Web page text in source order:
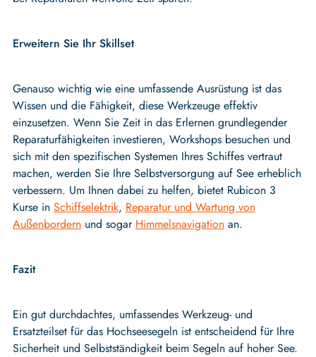
Erweitern Sie Ihr Skillset
Genauso wichtig wie eine umfassende Ausrüstung ist das
Wissen und die Fähigkeit, diese Werkzeuge effektiv
einzusetzen. Wenn Sie Zeit in das Erlernen grundlegender
Reparaturfähigkeiten investieren, Workshops besuchen und
sich mit den spezifischen Systemen Ihres Schiffes vertraut
machen, werden Sie Ihre Selbstversorgung auf See erheblich
verbessern. Um Ihnen dabei zu helfen, bietet Rubicon 3
Kurse in Schiffselektrik, Reparatur und Wartung von
Außenbordernund sogar Himmelsnavigationan.
Fazit
Ein gut durchdachtes, umfassendes Werkzeug- und
Ersatzteilset für das Hochseesegeln ist entscheidend für Ihre
Sicherheit und Selbstständigkeit beim Segeln auf hoher See.